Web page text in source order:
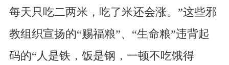
每天只吃二两米，吃了米还会涨。”这些邪
教组织宣扬的“赐福粮”、“生命粮”违背起
码的“人是铁，饭是钢，一顿不吃饿得